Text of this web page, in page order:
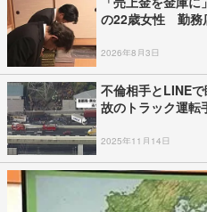
の22歳女性 勤務
2026年8月3日
不倫相手とLINE
故のトラック運転
2025年11月14日